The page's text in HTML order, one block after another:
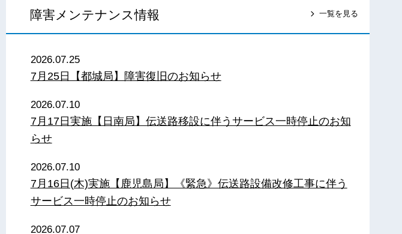
障害メンテナンス情報 一覧を見る
2026.07.25
7月25日【都城局】障害復旧のお知らせ
2026.07.10
7月17日実施【日南局】伝送路移設に伴うサービス一時停止のお知
らせ
2026.07.10
7月16日(木)実施【鹿児島局】《緊急》伝送路設備改修工事に伴う
サービス一時停止のお知らせ
2026.07.07